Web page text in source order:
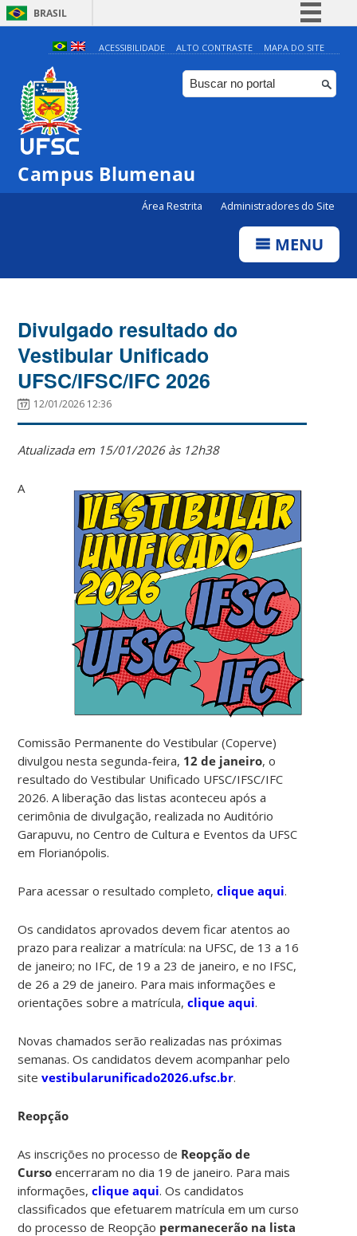
BRASIL
Simplifique!
Comunica BR
Participe
ACESSIBILIDADE ALTO CONTRASTE MAPA DO SITE
Campus Blumenau
Área Restrita Administradores do Site
MENU
Divulgado resultado do
Vestibular Unificado
UFSC/IFSC/IFC 2026
12/01/2026 12:36
Atualizada em 15/01/2026 às 12h38
A
Comissão Permanente do Vestibular (Coperve)
divulgou nesta segunda-feira, 12 de janeiro, o
resultado do Vestibular Unificado UFSC/IFSC/IFC
2026. A liberação das listas aconteceu após a
cerimônia de divulgação, realizada no Auditório
Garapuvu, no Centro de Cultura e Eventos da UFSC
em Florianópolis.
Para acessar o resultado completo,clique aqui.
Os candidatos aprovados devem ficar atentos ao
prazo para realizar a matrícula: na UFSC, de 13 a 16
de janeiro; no IFC, de 19 a 23 de janeiro, e no IFSC,
de 26 a 29 de janeiro. Para mais informações e
orientações sobre a matrícula,clique aqui.
Novas chamados serão realizadas nas próximas
semanas. Os candidatos devem acompanhar pelo
sitevestibularunificado2026.ufsc.br.
Reopção
As inscrições no processo de Reopção de
Curso encerraram no dia 19 de janeiro. Para mais
informações,clique aqui. Os candidatos
classificados que efetuarem matrícula em um curso
do processo de Reopção permanecerão na lista